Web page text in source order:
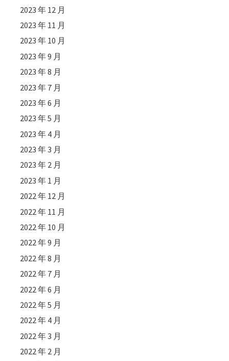
2023 年 12 月
2023 年 11 月
2023 年 10 月
2023 年 9 月
2023 年 8 月
2023 年 7 月
2023 年 6 月
2023 年 5 月
2023 年 4 月
2023 年 3 月
2023 年 2 月
2023 年 1 月
2022 年 12 月
2022 年 11 月
2022 年 10 月
2022 年 9 月
2022 年 8 月
2022 年 7 月
2022 年 6 月
2022 年 5 月
2022 年 4 月
2022 年 3 月
2022 年 2 月